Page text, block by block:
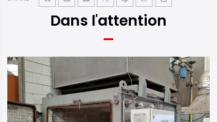
Dans l'attention